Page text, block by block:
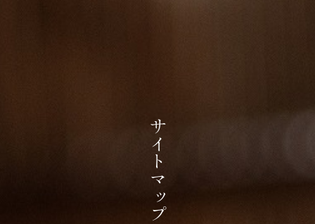
サイトマップ